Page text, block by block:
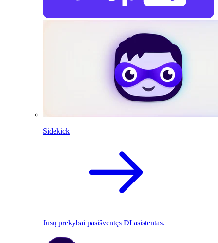
Sidekick
Jūsų prekybai pasišventęs DI asistentas.